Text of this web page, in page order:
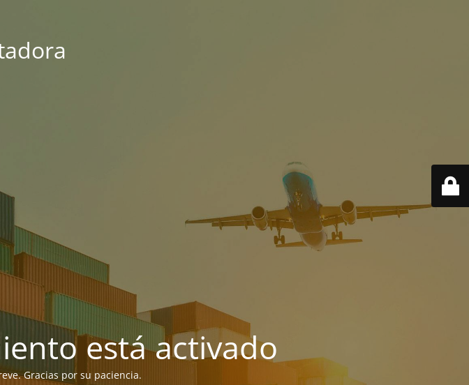
está activado
Gracias por su paciencia.